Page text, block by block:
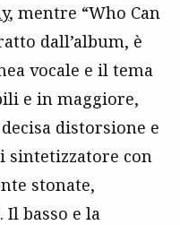
, mentre “Who Can
dall’album, è
vocale e il tema
e in maggiore,
distorsione e
sintetizzatore con
stonate,
basso e la